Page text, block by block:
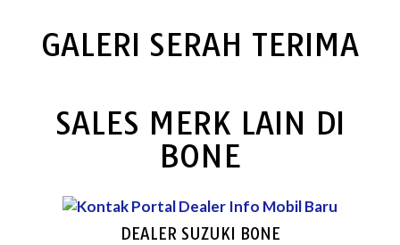
GALERI SERAH TERIMA
SALES MERK LAIN DI
BONE
DEALER SUZUKI BONE